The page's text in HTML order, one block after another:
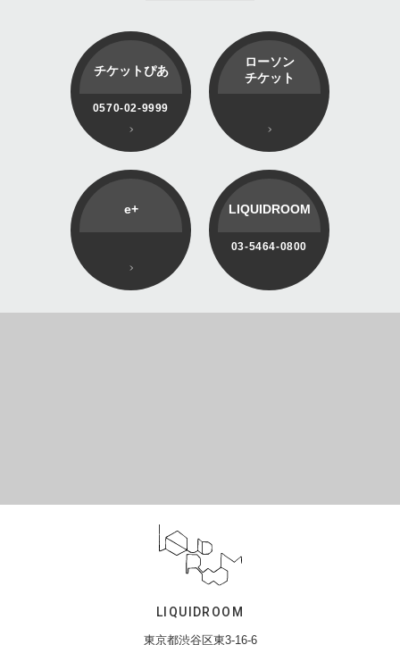
チケットぴあ
0570-02-9999
ローソン
チケット
e+ LIQUIDROOM
03-5464-0800
LIQUIDROOM
東京都渋谷区東3-16-6